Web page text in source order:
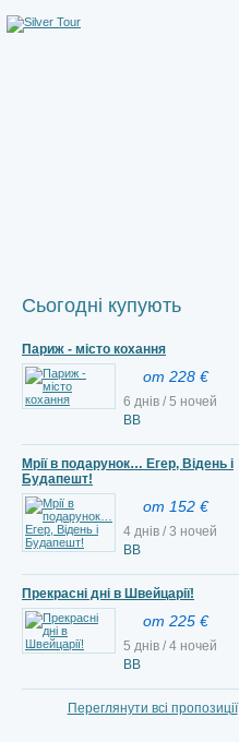
Сьогодні купують
Париж - місто кохання
от 228 €
6 днів / 5 ночей
ВВ
Мрії в подарунок… Егер, Відень і
Будапешт!
от 152 €
4 днів / 3 ночей
BB
Прекрасні дні в Швейцарії!
от 225 €
5 днів / 4 ночей
BB
Переглянути всі пропозиції